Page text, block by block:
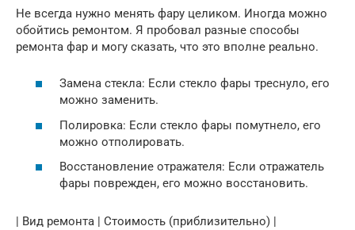
Не всегда нужно менять фару целиком. Иногда можно
обойтись ремонтом. Я пробовал разные способы
ремонта фар и могу сказать, что это вполне реально.
Замена стекла: Если стекло фары треснуло, его
можно заменить.
Полировка: Если стекло фары помутнело, его
можно отполировать.
Восстановление отражателя: Если отражатель
фары поврежден, его можно восстановить.
| Вид ремонта | Стоимость (приблизительно) |